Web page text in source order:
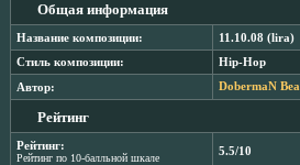
Общая информация
Название композиции: 11.10.08 (lira)
Стиль композиции: Hip-Hop
Автор: DobermaN
Рейтинг
Рейтинг:
Рейтинг по 10-балльной шкале
5.5/10